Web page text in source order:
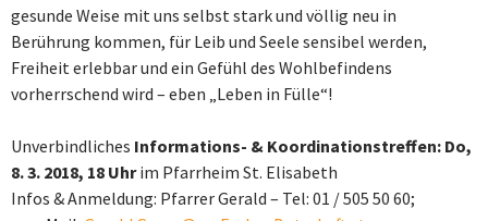
gesunde Weise mit uns selbst stark und völlig neu in
Berührung kommen, für Leib und Seele sensibel werden,
Freiheit erlebbar und ein Gefühl des Wohlbefindens
vorherrschend wird – eben „Leben in Fülle“!
Unverbindliches Informations- & Koordinationstreffen: Do,
8. 3. 2018, 18 Uhrim Pfarrheim St. Elisabeth
Infos & Anmeldung: Pfarrer Gerald – Tel: 01 / 505 50 60;